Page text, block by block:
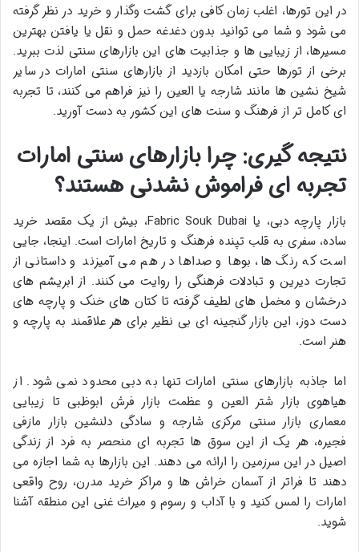
در این تورها، اغلب زمان کافی برای گشت وگذار و خرید در نظر گرفته
می شود و شما می توانید بدون دغدغه حمل و نقل یا یافتن بهترین
مسیرها، از زیبایی ها و جذابیت های این بازارهای سنتی لذت ببرید.
برخی از تورها حتی امکان بازدید از بازارهای سنتی امارات در سایر
شیخ نشین ها مانند شارجه یا العین را نیز فراهم می کنند، تا تجربه
ای کامل تر از فرهنگ و سنت های این کشور به دست آورید.
نتیجه گیری: چرا بازارهای سنتی امارات
تجربه ای فراموش نشدنی هستند؟
بازار پارچه دبی، یا Fabric Souk Dubai، بیش از یک مقصد خرید
ساده، سفری به قلب تپنده فرهنگ و تاریخ امارات است. اینجا، جایی
است که رنگ ها، بوها و صداها در هم می آمیزند و داستانی از
تجارت دیرین و تبادلات فرهنگی را روایت می کنند. از ابریشم های
درخشان و مخمل های لطیف گرفته تا کتان های خنک و پارچه های
دست دوز، این بازار گنجینه ای بی نظیر برای هر علاقمند به پارچه و
هنر است.
اما جاذبه بازارهای سنتی اماراتتنها به دبی محدود نمی شود. از
هیاهوی بازار شتر العین و عظمت بازار فرش ابوظبی تا زیبایی
معماری بازار سنتی مرکزی شارجهو سادگی دلنشین بازار مازفی
فجیره، هر یک از این سوق ها تجربه ای منحصر به فرد از زندگی
اصیل در این سرزمین را ارائه می دهند. این بازارها به شما اجازه می
دهند تا فراتر از آسمان خراش ها و مراکز خرید مدرن، روح واقعی
امارات را لمس کنید و با آداب و رسوم و میراث غنی این منطقه آشنا
شوید.